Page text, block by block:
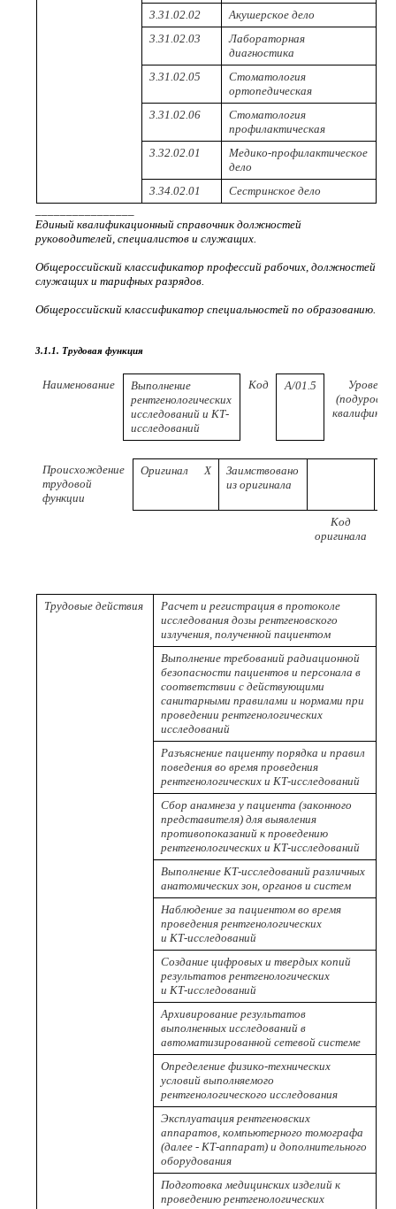
3.31.02.02
Акушерское дело
3.31.02.03
Лабораторная
диагностика
3.31.02.05
Стоматология
ортопедическая
3.31.02.06
Стоматология
профилактическая
3.32.02.01
Медико-профилактическое
дело
3.34.02.01
Сестринское дело
Единый квалификационный справочник должностей
руководителей, специалистов и служащих.
Общероссийский классификатор профессий рабочих, должностей
служащих и тарифных разрядов.
Общероссийский классификатор специальностей по образованию.
3.1.1. Трудовая функция
Наименование
Выполнение
рентгенологических
исследований и КТ-
исследований
Код A/01.5
Уровень
Происхождение
трудовой
функции
Оригинал X
Заимствовано
из оригинала
Код
оригинала
Трудовые действия
Расчет и регистрация в протоколе
исследования дозы рентгеновского
излучения, полученной пациентом
Выполнение требований радиационной
безопасности пациентов и персонала в
соответствии с действующими
санитарными правилами и нормами при
проведении рентгенологических
исследований
Разъяснение пациенту порядка и правил
поведения во время проведения
рентгенологических и КТ-исследований
Сбор анамнеза у пациента (законного
представителя) для выявления
противопоказаний к проведению
рентгенологических и КТ-исследований
Выполнение КТ-исследований различных
анатомических зон, органов и систем
Наблюдение за пациентом во время
проведения рентгенологических
и КТ-исследований
Создание цифровых и твердых копий
результатов рентгенологических
и КТ-исследований
Архивирование результатов
выполненных исследований в
автоматизированной сетевой системе
Определение физико-технических
условий выполняемого
рентгенологического исследования
Эксплуатация рентгеновских
аппаратов, компьютерного томографа
(далее - КТ-аппарат) и дополнительного
оборудования
Подготовка медицинских изделий к
проведению рентгенологических